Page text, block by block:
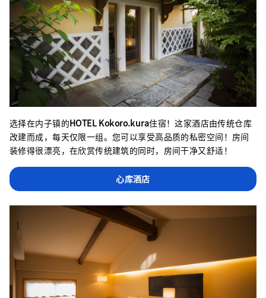
选择在内子镇的HOTEL Kokoro.kura住宿！这家酒店由传统仓库
改建而成，每天仅限一组。您可以享受高品质的私密空间！房间
装修得很漂亮，在欣赏传统建筑的同时，房间干净又舒适！
心库酒店